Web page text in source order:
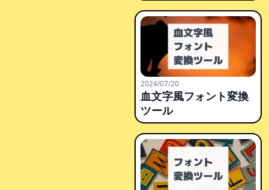
2024/07/20
血文字風フォント変換
ツール